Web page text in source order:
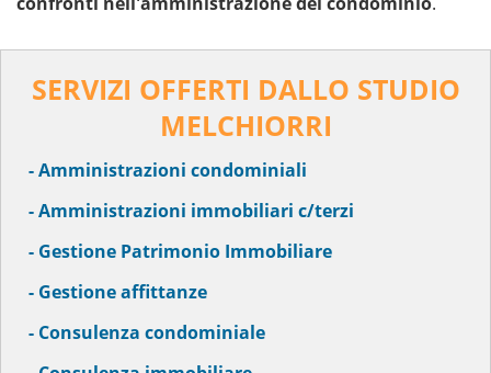
SERVIZI OFFERTI DALLO STUDIO
MELCHIORRI
- Amministrazioni condominiali
- Amministrazioni immobiliari c/terzi
- Gestione Patrimonio Immobiliare
- Gestione affittanze
- Consulenza condominiale